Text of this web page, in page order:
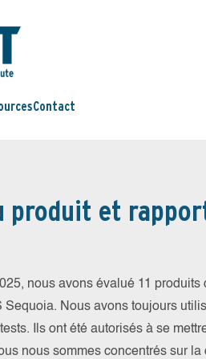
Contact
produit et
nous avons évalué 11
Sequoia. Nous avons toujours
Ils ont été autorisés à se
nous sommes concentrés sur